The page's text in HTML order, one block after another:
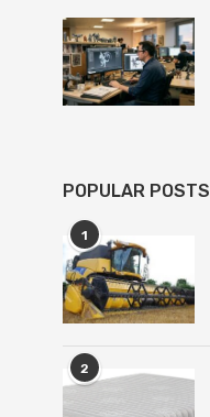
POPULAR POSTS
1
2